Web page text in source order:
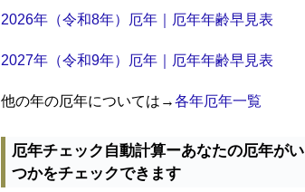
2026年（令和8年）厄年｜厄年年齢早見表
2027年（令和9年）厄年｜厄年年齢早見表
他の年の厄年については→各年厄年一覧
厄年チェック自動計算ーあなたの厄年がい
つかをチェックできます